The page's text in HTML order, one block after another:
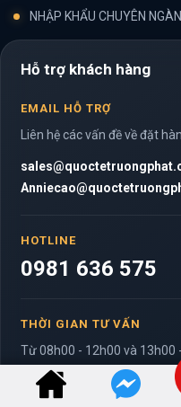
NHẬP KHẨU CHUYÊN
Hỗ trợ khách hàng
EMAIL HỖ TRỢ
Liên hệ các vấn đề về đặt
HOTLINE
0981 636 575
THỜI GIAN TƯ VẤN
Từ 08h00 - 12h00 và 13h00